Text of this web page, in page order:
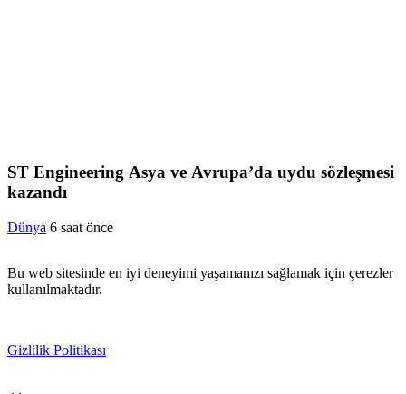
ST Engineering Asya ve Avrupa’da uydu sözleşmesi
kazandı
Dünya 6 saat önce
Bu web sitesinde en iyi deneyimi yaşamanızı sağlamak için çerezler
kullanılmaktadır.
Gizlilik Politikası